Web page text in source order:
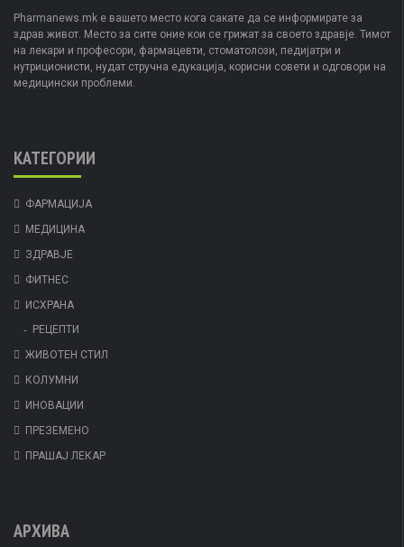
Pharmanews.mk е вашето место кога сакате да се информирате за
здрав живот. Место за сите оние кои се грижат за своето здравје. Тимот
на лекари и професори, фармацевти, стоматолози, педијатри и
нутриционисти, нудат стручна едукација, корисни совети и одговори на
медицински проблеми.
КАТЕГОРИИ
ФАРМАЦИЈА
МЕДИЦИНА
ЗДРАВЈЕ
ФИТНЕС
ИСХРАНА
РЕЦЕПТИ
ЖИВОТЕН СТИЛ
КОЛУМНИ
ИНОВАЦИИ
ПРЕЗЕМЕНО
ПРАШАЈ ЛЕКАР
АРХИВА